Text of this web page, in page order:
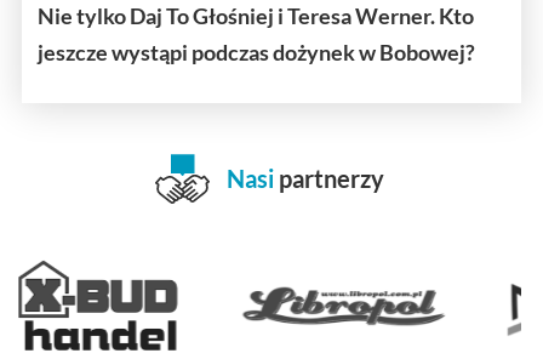
Nie tylko Daj To Głośniej i Teresa Werner. Kto
jeszcze wystąpi podczas dożynek w Bobowej?
Nasi partnerzy